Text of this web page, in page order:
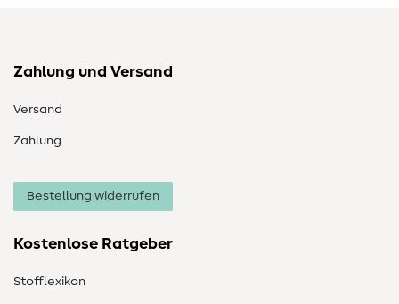
Zahlung und Versand
Versand
Zahlung
Bestellung widerrufen
Kostenlose Ratgeber
Stofflexikon